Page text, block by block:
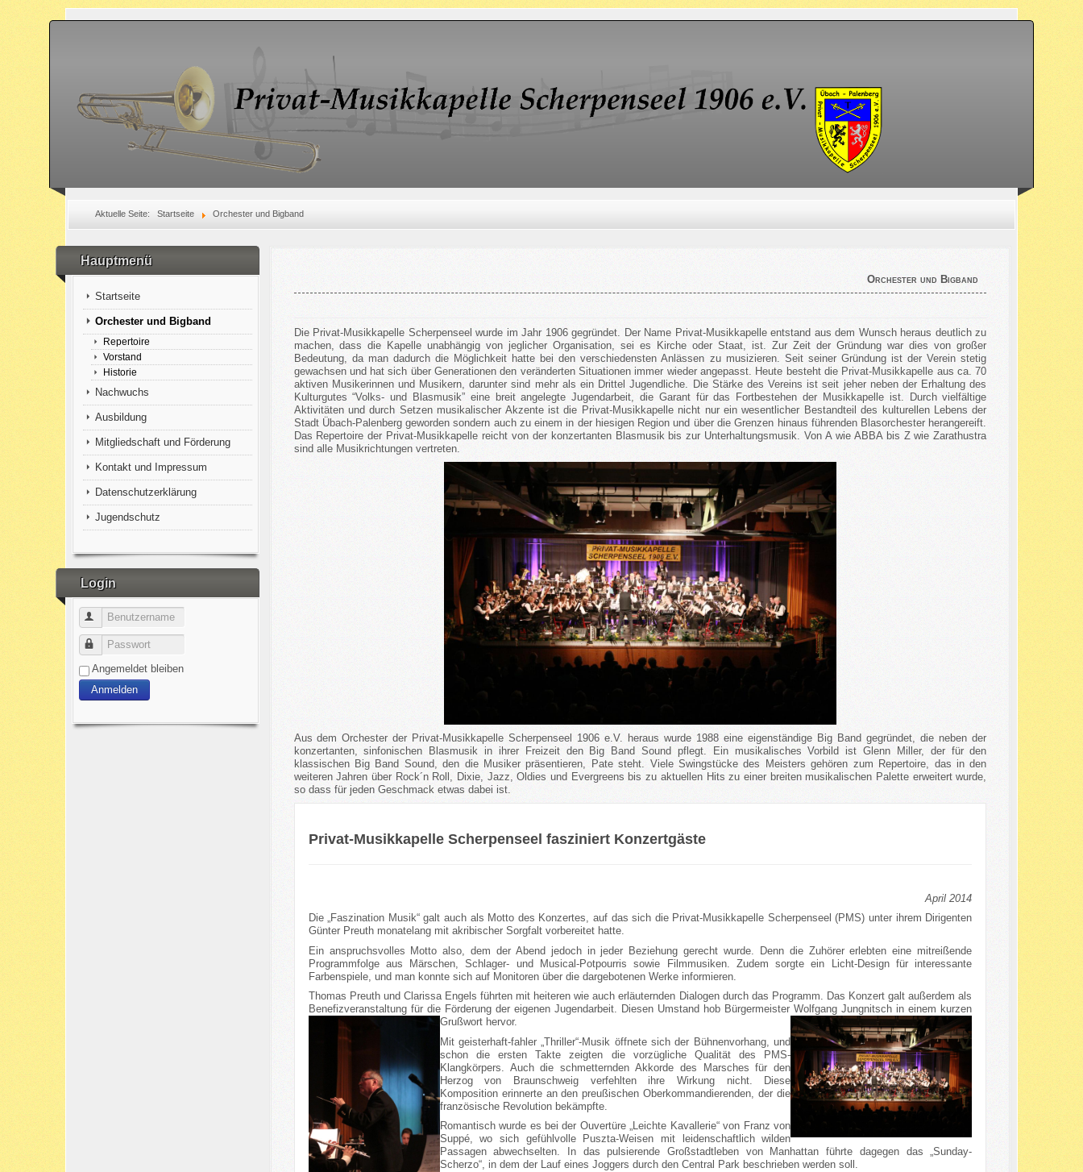
Aktuelle Seite:Startseite Orchester und Bigband
Hauptmenü
Startseite
Orchester und Bigband
Repertoire
Vorstand
Historie
Nachwuchs
Ausbildung
Mitgliedschaft und Förderung
Kontakt und Impressum
Datenschutzerklärung
Jugendschutz
Login
Benutzername
Passwort
Angemeldet bleiben
Anmelden
Orchester und Bigband
Die Privat-Musikkapelle Scherpenseel wurde im Jahr 1906 gegründet. Der Name Privat-Musikkapelle entstand aus dem Wunsch heraus deutlich zu
machen, dass die Kapelle unabhängig von jeglicher Organisation, sei es Kirche oder Staat, ist. Zur Zeit der Gründung war dies von großer
Bedeutung, da man dadurch die Möglichkeit hatte bei den verschiedensten Anlässen zu musizieren. Seit seiner Gründung ist der Verein stetig
gewachsen und hat sich über Generationen den veränderten Situationen immer wieder angepasst. Heute besteht die Privat-Musikkapelle aus ca. 70
aktiven Musikerinnen und Musikern, darunter sind mehr als ein Drittel Jugendliche. Die Stärke des Vereins ist seit jeher neben der Erhaltung des
Kulturgutes “Volks- und Blasmusik” eine breit angelegte Jugendarbeit, die Garant für das Fortbestehen der Musikkapelle ist. Durch vielfältige
Aktivitäten und durch Setzen musikalischer Akzente ist die Privat-Musikkapelle nicht nur ein wesentlicher Bestandteil des kulturellen Lebens der
Stadt Übach-Palenberg geworden sondern auch zu einem in der hiesigen Region und über die Grenzen hinaus führenden Blasorchester herangereift.
Das Repertoire der Privat-Musikkapelle reicht von der konzertanten Blasmusik bis zur Unterhaltungsmusik. Von A wie ABBA bis Z wie Zarathustra
sind alle Musikrichtungen vertreten.
Aus dem Orchester der Privat-Musikkapelle Scherpenseel 1906 e.V. heraus wurde 1988 eine eigenständige Big Band gegründet, die neben der
konzertanten, sinfonischen Blasmusik in ihrer Freizeit den Big Band Sound pflegt. Ein musikalisches Vorbild ist Glenn Miller, der für den
klassischen Big Band Sound, den die Musiker präsentieren, Pate steht. Viele Swingstücke des Meisters gehören zum Repertoire, das in den
weiteren Jahren über Rock´n Roll, Dixie, Jazz, Oldies und Evergreens bis zu aktuellen Hits zu einer breiten musikalischen Palette erweitert wurde,
so dass für jeden Geschmack etwas dabei ist.
Privat-Musikkapelle Scherpenseel fasziniert Konzertgäste
April 2014
Die „Faszination Musik“ galt auch als Motto des Konzertes, auf das sich die Privat-Musikkapelle Scherpenseel (PMS) unter ihrem Dirigenten
Günter Preuth monatelang mit akribischer Sorgfalt vorbereitet hatte.
Ein anspruchsvolles Motto also, dem der Abend jedoch in jeder Beziehung gerecht wurde. Denn die Zuhörer erlebten eine mitreißende
Programmfolge aus Märschen, Schlager- und Musical-Potpourris sowie Filmmusiken. Zudem sorgte ein Licht-Design für interessante
Farbenspiele, und man konnte sich auf Monitoren über die dargebotenen Werke informieren.
Thomas Preuth und Clarissa Engels führten mit heiteren wie auch erläuternden Dialogen durch das Programm. Das Konzert galt außerdem als
Benefizveranstaltung für die Förderung der eigenen Jugendarbeit. Diesen Umstand hob Bürgermeister Wolfgang Jungnitsch in einem kurzen
Grußwort hervor.
Mit geisterhaft-fahler „Thriller“-Musik öffnete sich der Bühnenvorhang, und
schon die ersten Takte zeigten die vorzügliche Qualität des PMS-
Klangkörpers. Auch die schmetternden Akkorde des Marsches für den
Herzog von Braunschweig verfehlten ihre Wirkung nicht. Diese
Komposition erinnerte an den preußischen Oberkommandierenden, der die
französische Revolution bekämpfte.
Romantisch wurde es bei der Ouvertüre „Leichte Kavallerie“ von Franz von
Suppé, wo sich gefühlvolle Puszta-Weisen mit leidenschaftlich wilden
Passagen abwechselten. In das pulsierende Großstadtleben von Manhattan führte dagegen das „Sunday-
Scherzo“, in dem der Lauf eines Joggers durch den Central Park beschrieben werden soll.